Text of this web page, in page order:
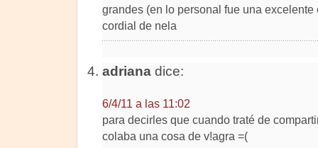
grandes (en lo personal fue una
cordial de nela
adrianadice:
6/4/11 a las 11:02
para decirles que cuando traté de
colaba una cosa de v!agra =(